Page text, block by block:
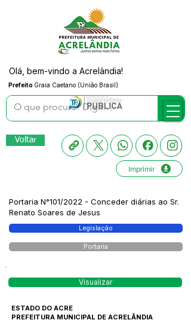
Prefeito Graia Caetano (União Brasil)
Olá, bem-vindo a Acrelândia!
Voltar
Imprimir
Portaria N°101/2022 - Conceder diárias ao Sr.
Renato Soares de Jesus
Legislação
Portaria
Visualizar
ESTADO DO ACRE
PREFEITURA MUNICIPAL DE ACRELÂNDIA